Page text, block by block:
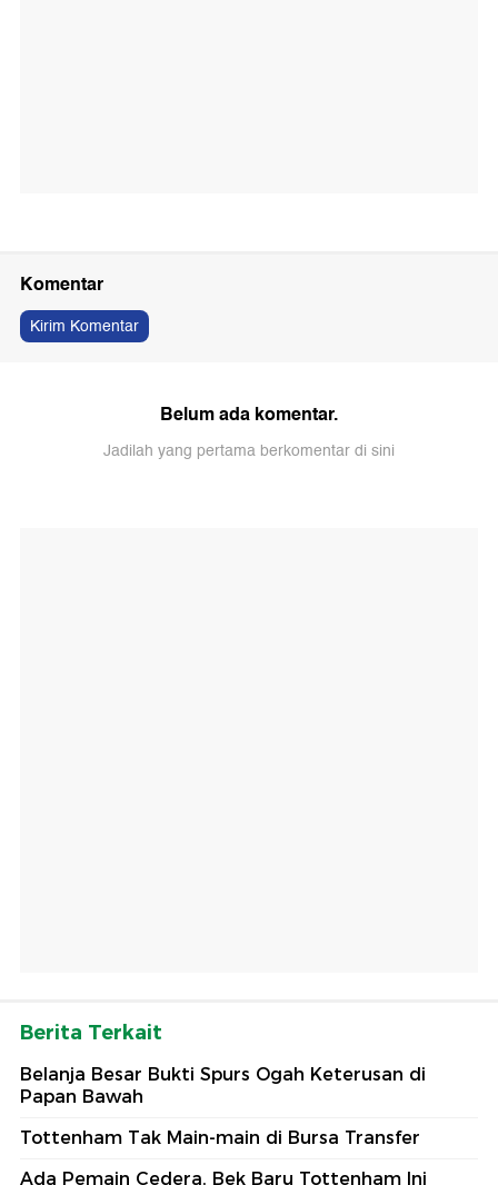
Komentar
Kirim Komentar
Belum ada komentar.
Jadilah yang pertama berkomentar di sini
Berita Terkait
Belanja Besar Bukti Spurs Ogah Keterusan di
Papan Bawah
Tottenham Tak Main-main di Bursa Transfer
Ada Pemain Cedera, Bek Baru Tottenham Ini